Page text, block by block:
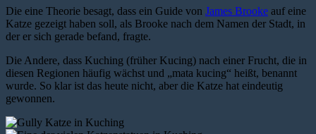
Die eine Theorie besagt, dass ein Guide von James Brooke auf eine
Katze gezeigt haben soll, als Brooke nach dem Namen der Stadt, in
der er sich gerade befand, fragte.
Die Andere, dass Kuching (früher Kucing) nach einer Frucht, die in
diesen Regionen häufig wächst und „mata kucing“ heißt, benannt
wurde. So klar ist das heute nicht, aber die Katze hat eindeutig
gewonnen.